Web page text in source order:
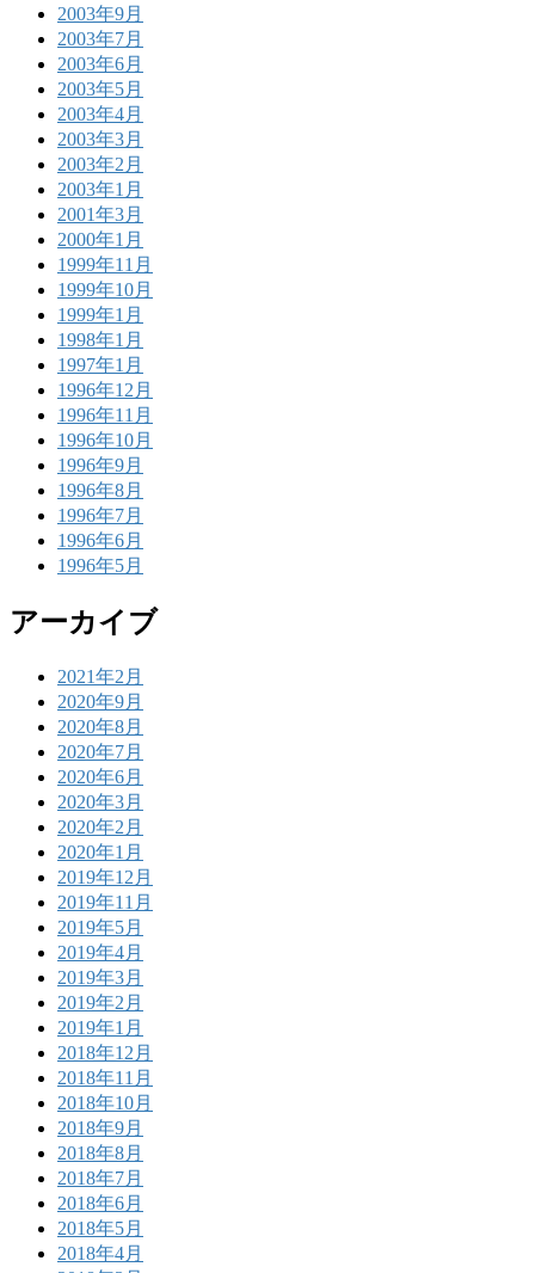
2003年9月
2003年7月
2003年6月
2003年5月
2003年4月
2003年3月
2003年2月
2003年1月
2001年3月
2000年1月
1999年11月
1999年10月
1999年1月
1998年1月
1997年1月
1996年12月
1996年11月
1996年10月
1996年9月
1996年8月
1996年7月
1996年6月
1996年5月
アーカイブ
2021年2月
2020年9月
2020年8月
2020年7月
2020年6月
2020年3月
2020年2月
2020年1月
2019年12月
2019年11月
2019年5月
2019年4月
2019年3月
2019年2月
2019年1月
2018年12月
2018年11月
2018年10月
2018年9月
2018年8月
2018年7月
2018年6月
2018年5月
2018年4月